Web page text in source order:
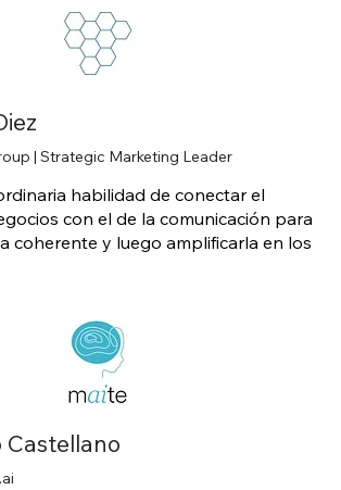
habilidad de conectar el
con el de la comunicación para
coherente y luego amplificarla en los
| Strategic Marketing Leader
Castellano